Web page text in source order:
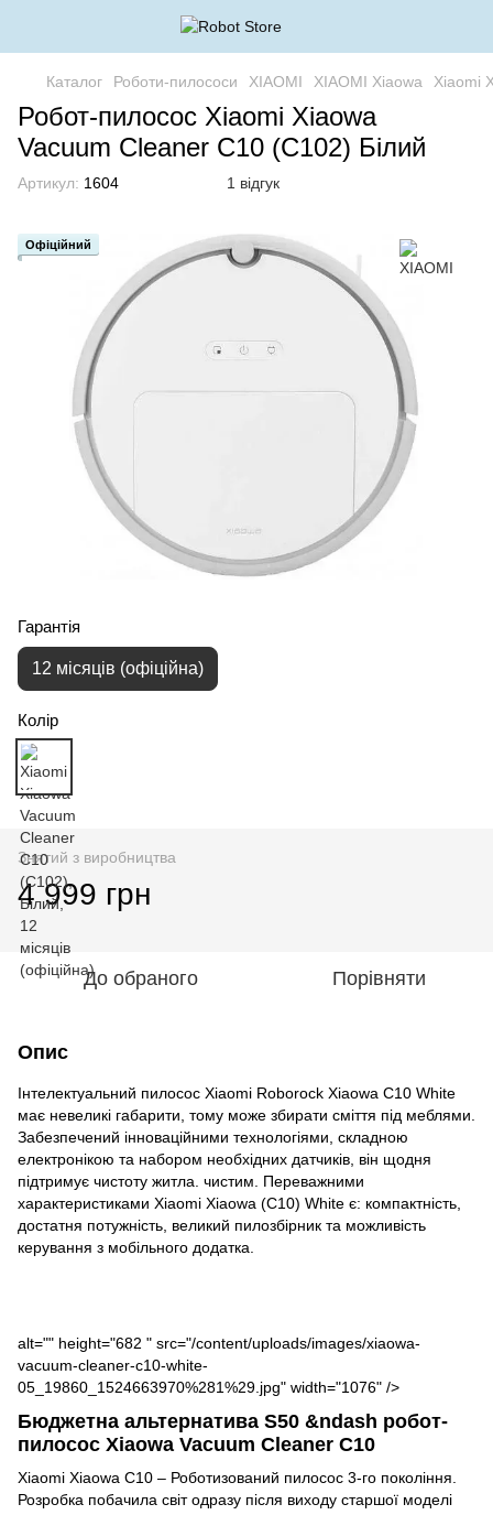
Каталог Роботи-пилососи XIAOMI XIAOMI Xiaowa Xiaomi
Робот-пилосос Xiaomi Xiaowa
Vacuum Cleaner C10 (C102) Білий
Артикул: 1604 1 відгук
Офіційний
Гарантія
12 місяців (офіційна)
Колір
Знятий з виробництва
4 999 грн
До обраного Порівняти
Опис
Інтелектуальний пилосос Xiaomi Roborock Xiaowa C10 White
має невеликі габарити, тому може збирати сміття під меблями.
Забезпечений інноваційними технологіями, складною
електронікою та набором необхідних датчиків, він щодня
підтримує чистоту житла. чистим. Переважними
характеристиками Xiaomi Xiaowa (C10) White є: компактність,
достатня потужність, великий пилозбірник та можливість
керування з мобільного додатка.
alt="" height="682 " src="/content/uploads/images/xiaowa-
vacuum-cleaner-c10-white-
05_19860_1524663970%281%29.jpg" width="1076" />
Бюджетна альтернатива S50 &ndash робот-
пилосос Xiaowa Vacuum Cleaner C10
Xiaomi Xiaowa C10 – Роботизований пилосос 3-го покоління.
Розробка побачила світ одразу після виходу старшої моделі